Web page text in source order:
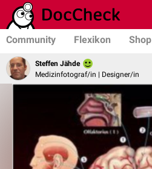
Community Flexikon Shop
Steffen Jähde
Medizinfotograf/in | Designer/in